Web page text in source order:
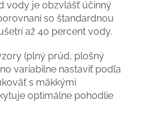
vody je obzvlášť účinný
so štandardnou
až 40 percent vody.
(plný prúd, plošný
variabilne nastaviť podľa
s mäkkými
optimálne pohodlie